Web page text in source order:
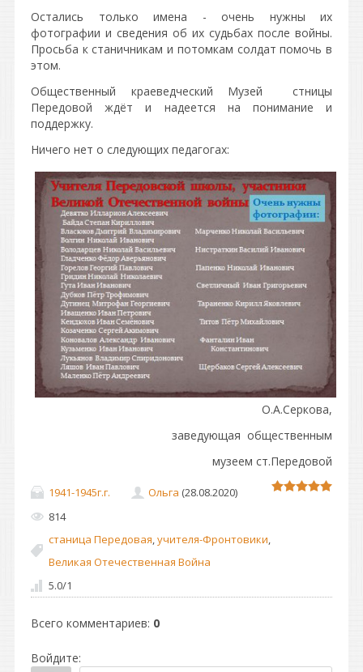
Остались только имена - очень нужны их
фотографии и сведения об их судьбах после войны.
Просьба к станичникам и потомкам солдат помочь в
этом.
Общественный краеведческий Музей стницы
Передовой ждёт и надеется на понимание и
поддержку.
Ничего нет о следующих педагогах:
О.А.Серкова,
заведующая общественным
музеем ст.Передовой
1941-1945г.г. Ольга (28.08.2020)
814
станица Передовая учителя-Фронтовики
Великая Отечественная Война
5.0/1
Всего комментариев: 0
Войдите: